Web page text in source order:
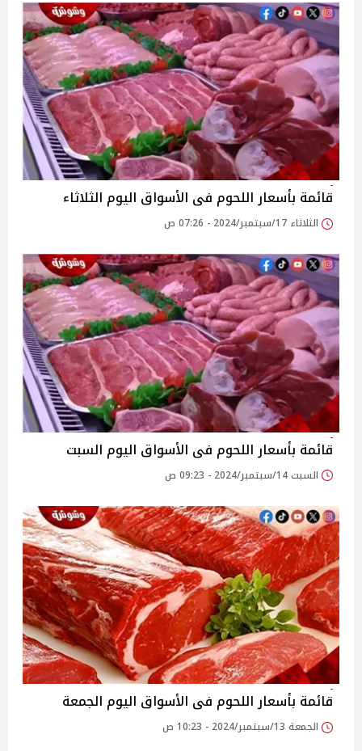
قائمة بأسعار اللحوم فى الأسواق اليوم الثلاثاء
الثلاثاء 17/سبتمبر/2024 - 07:26 ص
قائمة بأسعار اللحوم فى الأسواق اليوم السبت
السبت 14/سبتمبر/2024 - 09:23 ص
قائمة بأسعار اللحوم فى الأسواق اليوم الجمعة
الجمعة 13/سبتمبر/2024 - 10:23 ص